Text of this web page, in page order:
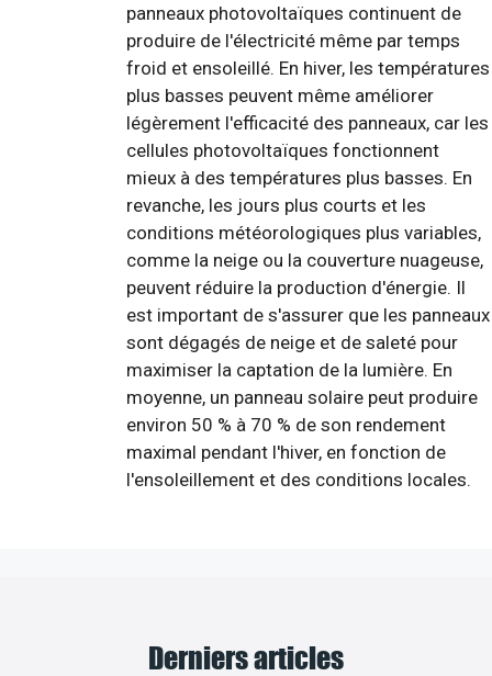
panneaux photovoltaïques continuent de
produire de l'électricité même par temps
froid et ensoleillé. En hiver, les températures
plus basses peuvent même améliorer
légèrement l'efficacité des panneaux, car les
cellules photovoltaïques fonctionnent
mieux à des températures plus basses. En
revanche, les jours plus courts et les
conditions météorologiques plus variables,
comme la neige ou la couverture nuageuse,
peuvent réduire la production d'énergie. Il
est important de s'assurer que les panneaux
sont dégagés de neige et de saleté pour
maximiser la captation de la lumière. En
moyenne, un panneau solaire peut produire
environ 50 % à 70 % de son rendement
maximal pendant l'hiver, en fonction de
l'ensoleillement et des conditions locales.
Derniers articles